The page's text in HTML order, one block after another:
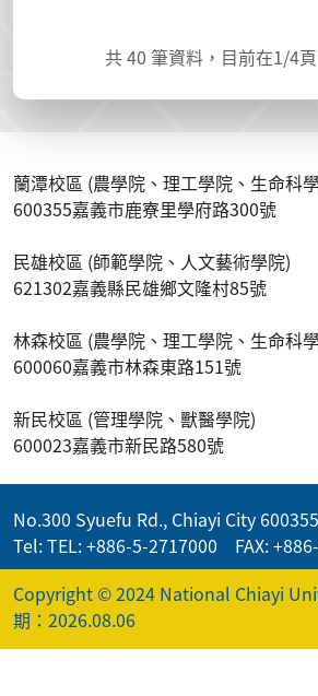
共40 筆資料，目前在1/4頁
蘭潭校區 (農學院、理工學院、生命科
600355嘉義市鹿寮里學府路300號
民雄校區 (師範學院、人文藝術學院)
621302嘉義縣民雄鄉文隆村85號
林森校區 (農學院、理工學院、生命科
600060嘉義市林森東路151號
新民校區 (管理學院、獸醫學院)
600023嘉義市新民路580號
No.300 Syuefu Rd., Chiayi City
Tel: TEL: +886-5-2717000 FAX:
Copyright © 2024 National Chiayi
期：2026.08.06